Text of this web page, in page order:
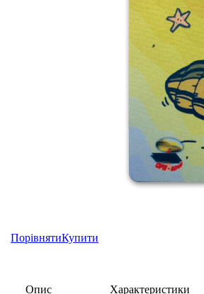
ПорівнятиКупити
Опис Характеристики